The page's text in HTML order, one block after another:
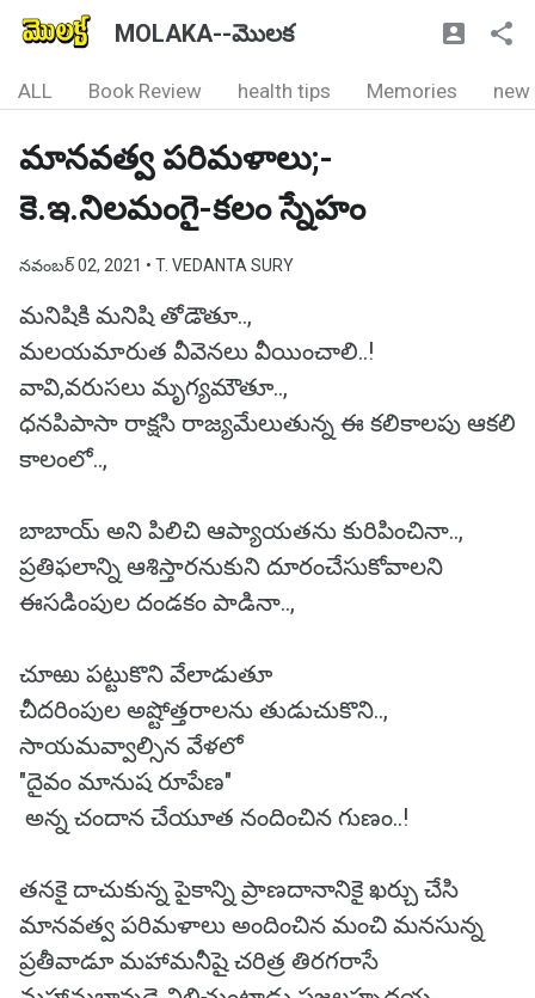
MOLAKA--మొలక
ALL Book Review health tips Memories new
మానవత్వ పరిమళాలు;-
కె.ఇ.నిలమంగై-కలం స్నేహం
నవంబర్ 02, 2021 • T. VEDANTA SURY
మనిషికి మనిషి తోడౌతూ..,
మలయమారుత వీవెనలు వీయించాలి..!
వావి,వరుసలు మృగ్యమౌతూ..,
ధనపిపాసా రాక్షసి రాజ్యమేలుతున్న ఈ కలికాలపు ఆకలి
కాలంలో..,
బాబాయ్ అని పిలిచి ఆప్యాయతను కురిపించినా..,
ప్రతిఫలాన్ని ఆశిస్తారనుకుని దూరంచేసుకోవాలని
ఈసడింపుల దండకం పాడినా..,
చూఱు పట్టుకొని వేలాడుతూ
చీదరింపుల అష్టోత్తరాలను తుడుచుకొని..,
సాయమవ్వాల్సిన వేళలో
"దైవం మానుష రూపేణ"
అన్న చందాన చేయూత నందించిన గుణం..!
తనకై దాచుకున్న పైకాన్ని ప్రాణదానానికై ఖర్చు చేసి
మానవత్వ పరిమళాలు అందించిన మంచి మనసున్న
ప్రతీవాడూ మహామనీషై చరిత్ర తిరగరాసే